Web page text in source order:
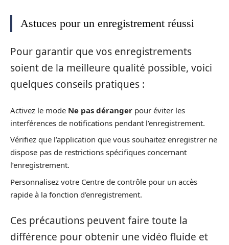
Astuces pour un enregistrement réussi
Pour garantir que vos enregistrements
soient de la meilleure qualité possible, voici
quelques conseils pratiques :
Activez le mode Ne pas déranger pour éviter les
interférences de notifications pendant l’enregistrement.
Vérifiez que l’application que vous souhaitez enregistrer ne
dispose pas de restrictions spécifiques concernant
l’enregistrement.
Personnalisez votre Centre de contrôle pour un accès
rapide à la fonction d’enregistrement.
Ces précautions peuvent faire toute la
différence pour obtenir une vidéo fluide et